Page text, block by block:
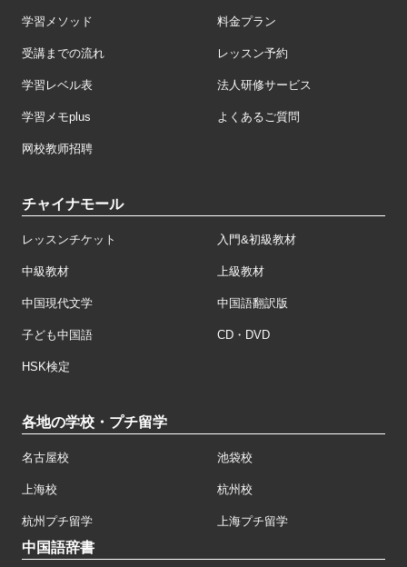
学習メソッド 料金プラン
受講までの流れ レッスン予約
学習レベル表 法人研修サービス
学習メモplus よくあるご質問
网校教师招聘
チャイナモール
レッスンチケット 入門&初級教材
中級教材 上級教材
中国現代文学 中国語翻訳版
子ども中国語 CD・DVD
HSK検定
各地の学校・プチ留学
名古屋校 池袋校
上海校 杭州校
杭州プチ留学 上海プチ留学
中国語辞書